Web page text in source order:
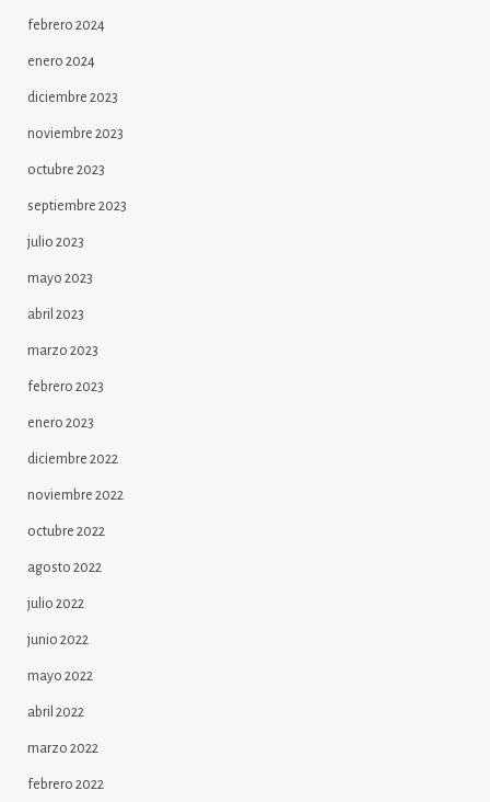
febrero 2024
enero 2024
diciembre 2023
noviembre 2023
octubre 2023
septiembre 2023
julio 2023
mayo 2023
abril 2023
marzo 2023
febrero 2023
enero 2023
diciembre 2022
noviembre 2022
octubre 2022
agosto 2022
julio 2022
junio 2022
mayo 2022
abril 2022
marzo 2022
febrero 2022